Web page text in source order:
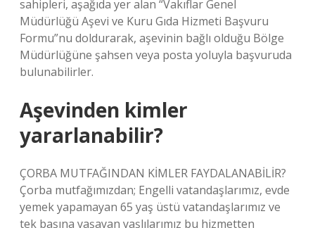
sahipleri, aşağıda yer alan “Vakıflar Genel
Müdürlüğü Aşevi ve Kuru Gıda Hizmeti Başvuru
Formu”nu doldurarak, aşevinin bağlı olduğu Bölge
Müdürlüğüne şahsen veya posta yoluyla başvuruda
bulunabilirler.
Aşevinden kimler
yararlanabilir?
ÇORBA MUTFAĞINDAN KİMLER FAYDALANABİLİR?
Çorba mutfağımızdan; Engelli vatandaşlarımız, evde
yemek yapamayan 65 yaş üstü vatandaşlarımız ve
tek başına yaşayan yaşlılarımız bu hizmetten